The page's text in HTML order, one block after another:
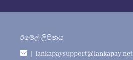
ඊමේල් ලිපිනය
| lankapaysupport@lankapay.net